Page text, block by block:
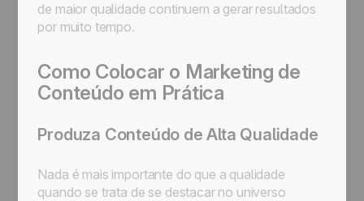
de maior qualidade continuem a gerar resultados
por muito tempo.
Como Colocar o Marketing de
Conteúdo em Prática
Produza Conteúdo de Alta Qualidade
Nada é mais importante do que a qualidade
quando se trata de se destacar no universo